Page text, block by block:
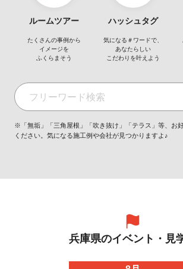
ルームツアー
たくさんの事例から
イメージを
ふくらまそう
ハッシュタグ
気になる＃ワードで、
あなたらしい
こだわりを叶えよう
※「無垢」「三角屋根」「吹き抜け」「テラス」等、お
ください。気になる施工例や会社が見つかりますよ♪
兵庫県のイベント・見